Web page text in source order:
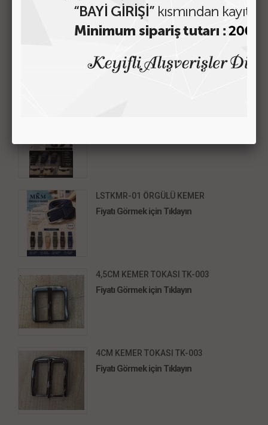
KOLON-02 OTOMATİK TOKA
Fiyatı Görmek için Tıklayın
LSTKMR-01 ÖRGÜLÜ KEMER
Fiyatı Görmek için Tıklayın
4,5CM KEMER TOKASI TK-003
Fiyatı Görmek için Tıklayın
4CM KEMER TOKASI TK-003
Fiyatı Görmek için Tıklayın